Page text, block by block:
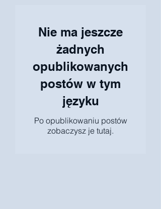
Nie ma jeszcze
żadnych
opublikowanych
postów w tym
języku
Po opublikowaniu postów
zobaczysz je tutaj.